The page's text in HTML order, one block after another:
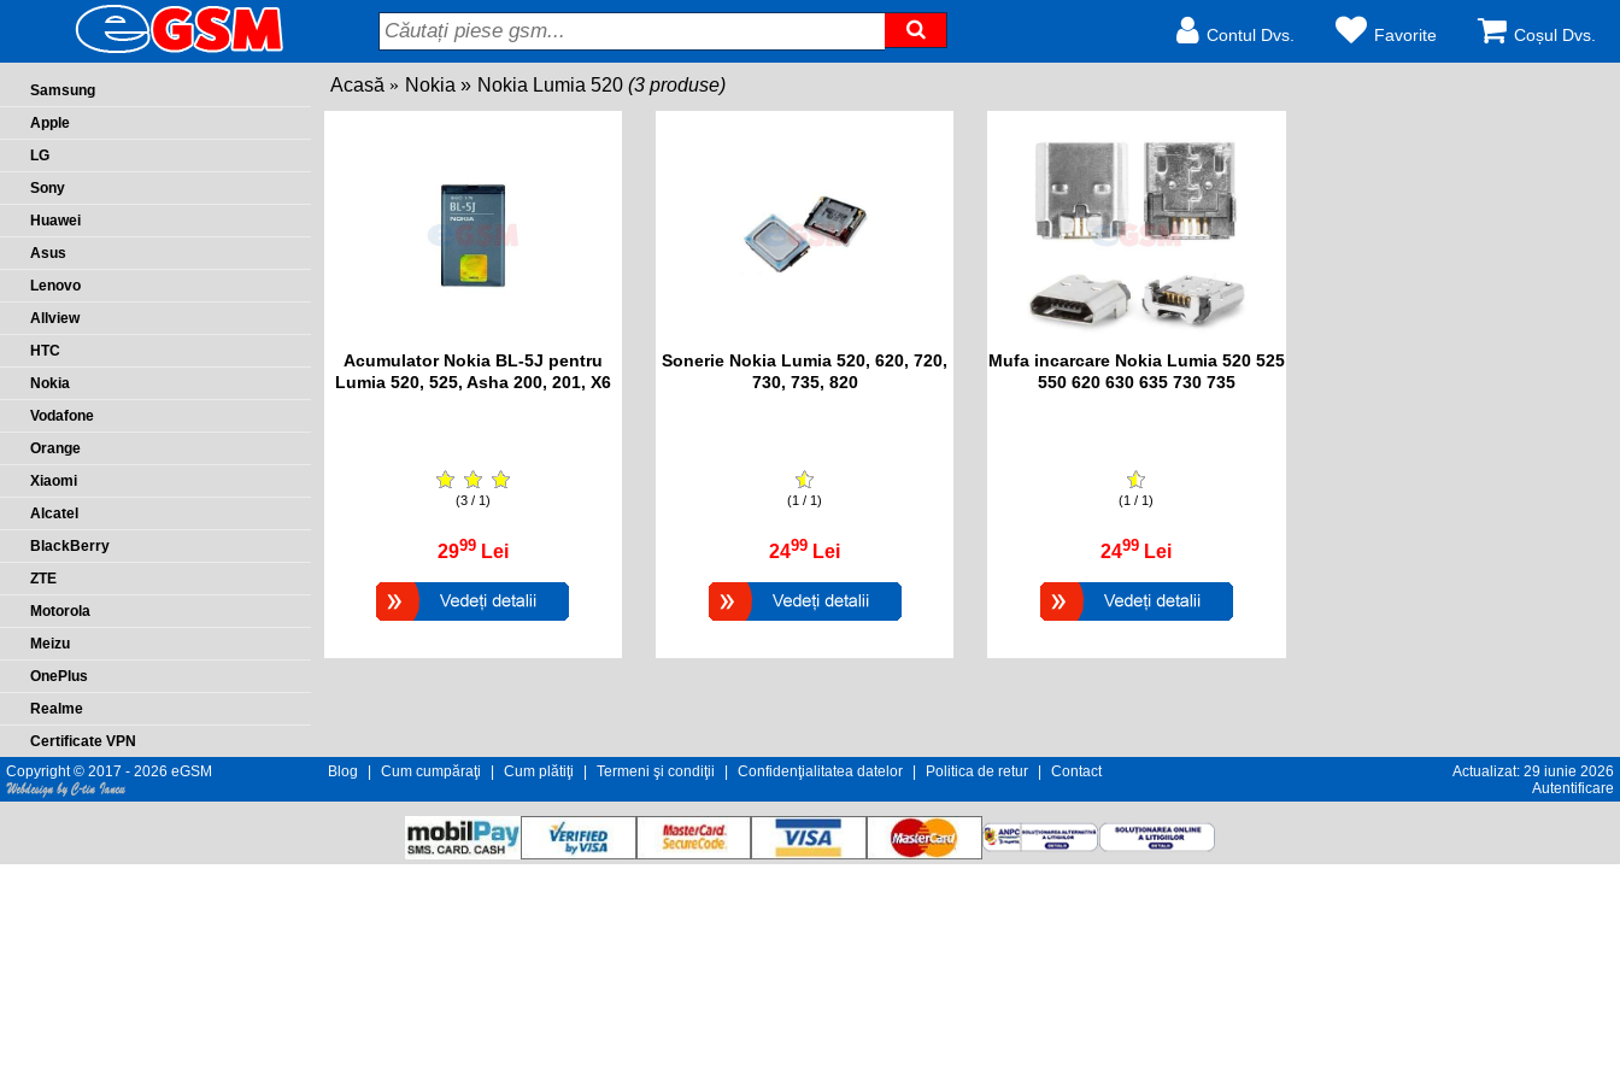
Contul Dvs. Favorite Coșul Dvs.
Samsung
Apple
LG
Sony
Huawei
Asus
Lenovo
Allview
HTC
Nokia
Vodafone
Orange
Xiaomi
Alcatel
BlackBerry
ZTE
Motorola
Meizu
OnePlus
Realme
Certificate VPN
Acasă Nokia Nokia Lumia 520 (3 produse)
Acumulator Nokia BL-5J pentru
Lumia 520, 525, Asha 200, 201, X6
(3 / 1)
2999 Lei
Sonerie Nokia Lumia 520, 620, 720,
730, 735, 820
(1 / 1)
2499 Lei
Mufa incarcare Nokia Lumia 520 525
550 620 630 635 730 735
(1 / 1)
2499 Lei
Copyright © 2017 - 2026 eGSM Blog Cum cumpăraţi Cum plătiţi Termeni şi condiţii Confidenţialitatea datelor Politica de retur Contact
Actualizat: 29 iunie 2026
Autentificare